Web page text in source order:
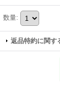
数量:
返品特約に関す